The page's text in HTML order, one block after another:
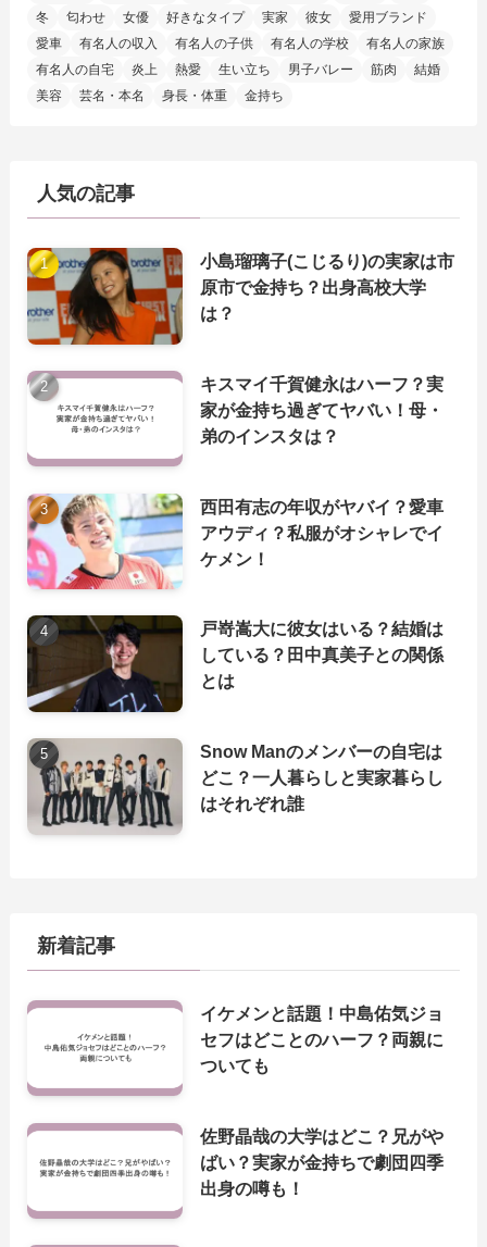
冬
匂わせ 女優 好きなタイプ 実家 彼女
愛用ブランド
愛車
有名人の収入 有名人の子供 有名人の学校
有名人の家族
有名人の自宅
炎上 熱愛 生い立ち 男子バレー 筋肉
結婚
美容
芸名・本名 身長・体重 金持ち
人気の記事
小島瑠璃子(こじるり)の実家は市
原市で金持ち？出身高校大学
は？
キスマイ千賀健永はハーフ？実
家が金持ち過ぎてヤバい！母・
弟のインスタは？
西田有志の年収がヤバイ？愛車
アウディ？私服がオシャレでイ
ケメン！
戸嵜嵩大に彼女はいる？結婚は
している？田中真美子との関係
とは
Snow Manのメンバーの自宅は
どこ？一人暮らしと実家暮らし
はそれぞれ誰
新着記事
イケメンと話題！中島佑気ジョ
セフはどことのハーフ？両親に
ついても
佐野晶哉の大学はどこ？兄がや
ばい？実家が金持ちで劇団四季
出身の噂も！